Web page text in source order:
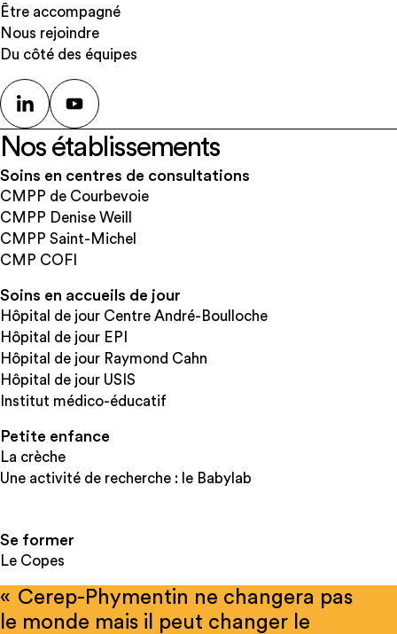
Être accompagné
Nous rejoindre
Du côté des équipes
Nos établissements
Soins en centres de consultations
CMPP de Courbevoie
CMPP Denise Weill
CMPP Saint-Michel
CMP COFI
Soins en accueils de jour
Hôpital de jour Centre André-Boulloche
Hôpital de jour EPI
Hôpital de jour Raymond Cahn
Hôpital de jour USIS
Institut médico-éducatif
Petite enfance
La crèche
Une activité de recherche : le Babylab
Se former
Le Copes
« Cerep-Phymentin ne changera pas
le monde mais il peut changer le